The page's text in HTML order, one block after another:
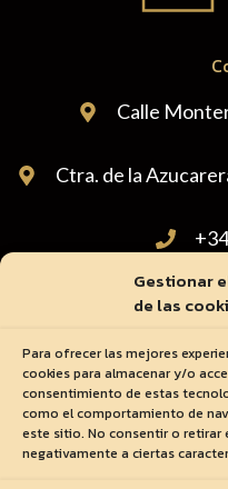
Gestionar
de las
Para ofrecer las mejores
cookies para almacenar y/o
consentimiento de estas
como el comportamiento de
este sitio. No consentir o
negativamente a ciertas
Calle
Ctra. de la